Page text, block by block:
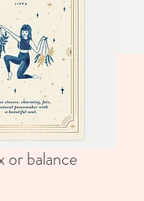
balance